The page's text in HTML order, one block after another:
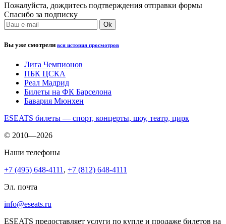
Пожалуйста, дождитесь подтверждения отправки формы
Спасибо за подписку
Вы уже смотрели вся история просмотров
Лига Чемпионов
ПБК ЦСКА
Реал Мадрид
Билеты на ФК Барселона
Бавария Мюнхен
ESEATS билеты — спорт, концерты, шоу, театр, цирк
© 2010—2026
Наши телефоны
+7 (495) 648-4111 , +7 (812) 648-4111
Эл. почта
info@eseats.ru
ESEATS предоставляет услуги по купле и продаже билетов на